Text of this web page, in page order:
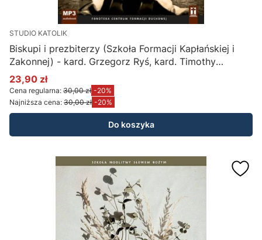
STUDIO KATOLIK
Biskupi i prezbiterzy (Szkoła Formacji Kapłańskiej i
Zakonnej) - kard. Grzegorz Ryś, kard. Timothy
Radcliffe OP (płyta CD MP3)
Cena promocyjna
23,90 zł
Cena regularna: 30,00 zł -20%
Najniższa cena: 30,00 zł -20%
Do koszyka